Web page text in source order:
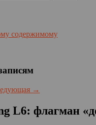
содержимому
→
L6: флагман